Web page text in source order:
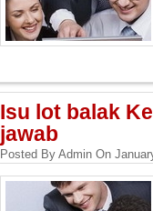
Isu lot balak
jawab
Posted By Admin On